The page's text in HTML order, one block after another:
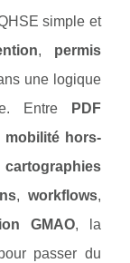
simple et
, permis
une logique
Entre
PDF
mobilité hors-
cartographies
, workflows,
GMAO, la
passer du